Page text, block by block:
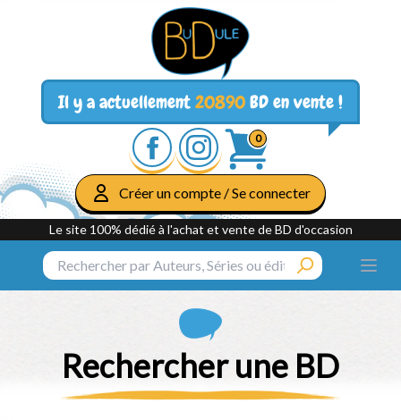
Il y a actuellement20890BD en vente !
0
Créer un compte / Se connecter
Le site 100% dédié à l'achat et vente de BD d'occasion
Rechercher une BD